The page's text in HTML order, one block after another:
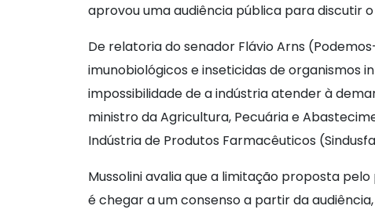
aprovou uma audiência pública para discutir
De relatoria do senador Flávio Arns
imunobiológicos e inseticidas de organismos
impossibilidade de a indústria atender à
ministro da Agricultura, Pecuária e
Indústria de Produtos Farmacêuticos
Mussolini avalia que a limitação proposta
é chegar a um consenso a partir da